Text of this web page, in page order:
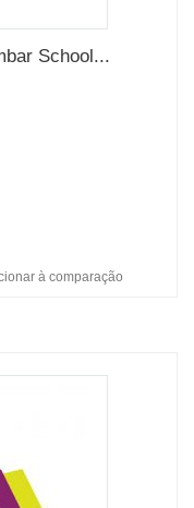
School...
à comparação